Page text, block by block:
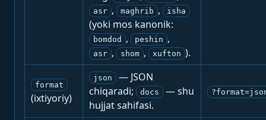
asr , maghrib , isha
(yoki mos kanonik:
bomdod , peshin ,
asr , shom , xufton ).
format
(ixtiyoriy)
json
— JSON
chiqaradi;
docs
— shu
hujjat sahifasi.